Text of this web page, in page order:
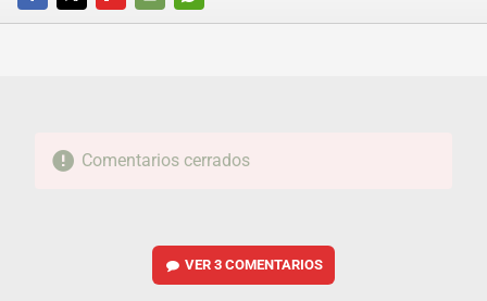
FACEBOOKTWITTERFLIPBOARD
E-
WHATSAPP
Comentarios cerrados
VER3 COMENTARIOS